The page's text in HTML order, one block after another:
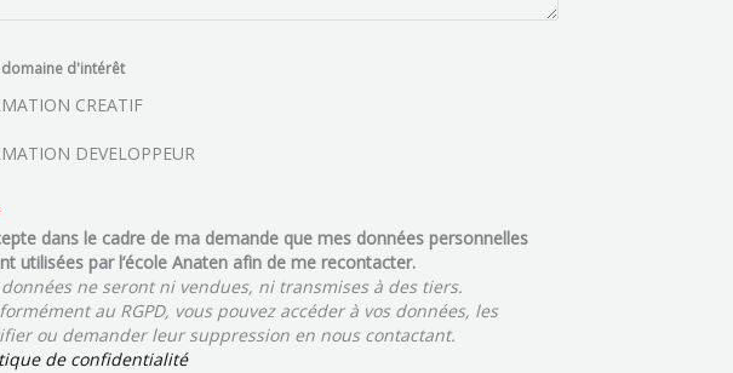
domaine d'intérêt
CREATIF
DEVELOPPEUR
dans le cadre de ma demande que mes données personnelles
utilisées par l’école Anaten afin de me recontacter.
données ne seront ni vendues, ni transmises à des tiers.
au RGPD, vous pouvez accéder à vos données, les
ou demander leur suppression en nous contactant.
de confidentialité